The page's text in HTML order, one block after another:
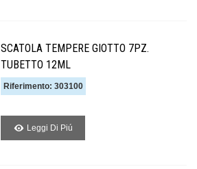
SCATOLA TEMPERE GIOTTO 7PZ.
TUBETTO 12ML
Riferimento: 303100
Leggi Di Piú